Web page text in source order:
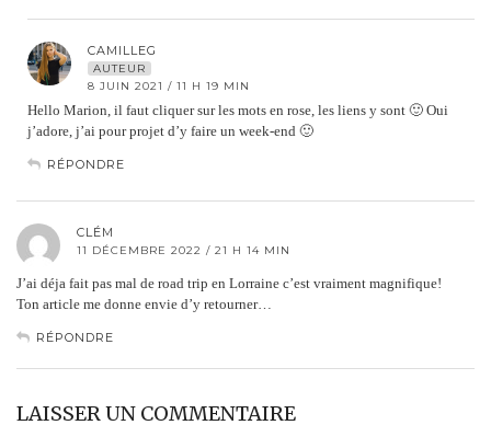
CAMILLEG
AUTEUR
8 JUIN 2021 / 11 H 19 MIN
Hello Marion, il faut cliquer sur les mots en rose, les liens y sont 🙂 Oui
j’adore, j’ai pour projet d’y faire un week-end 🙂
RÉPONDRE
CLÉM
11 DÉCEMBRE 2022 / 21 H 14 MIN
J’ai déja fait pas mal de road trip en Lorraine c’est vraiment magnifique!
Ton article me donne envie d’y retourner…
RÉPONDRE
LAISSER UN COMMENTAIRE